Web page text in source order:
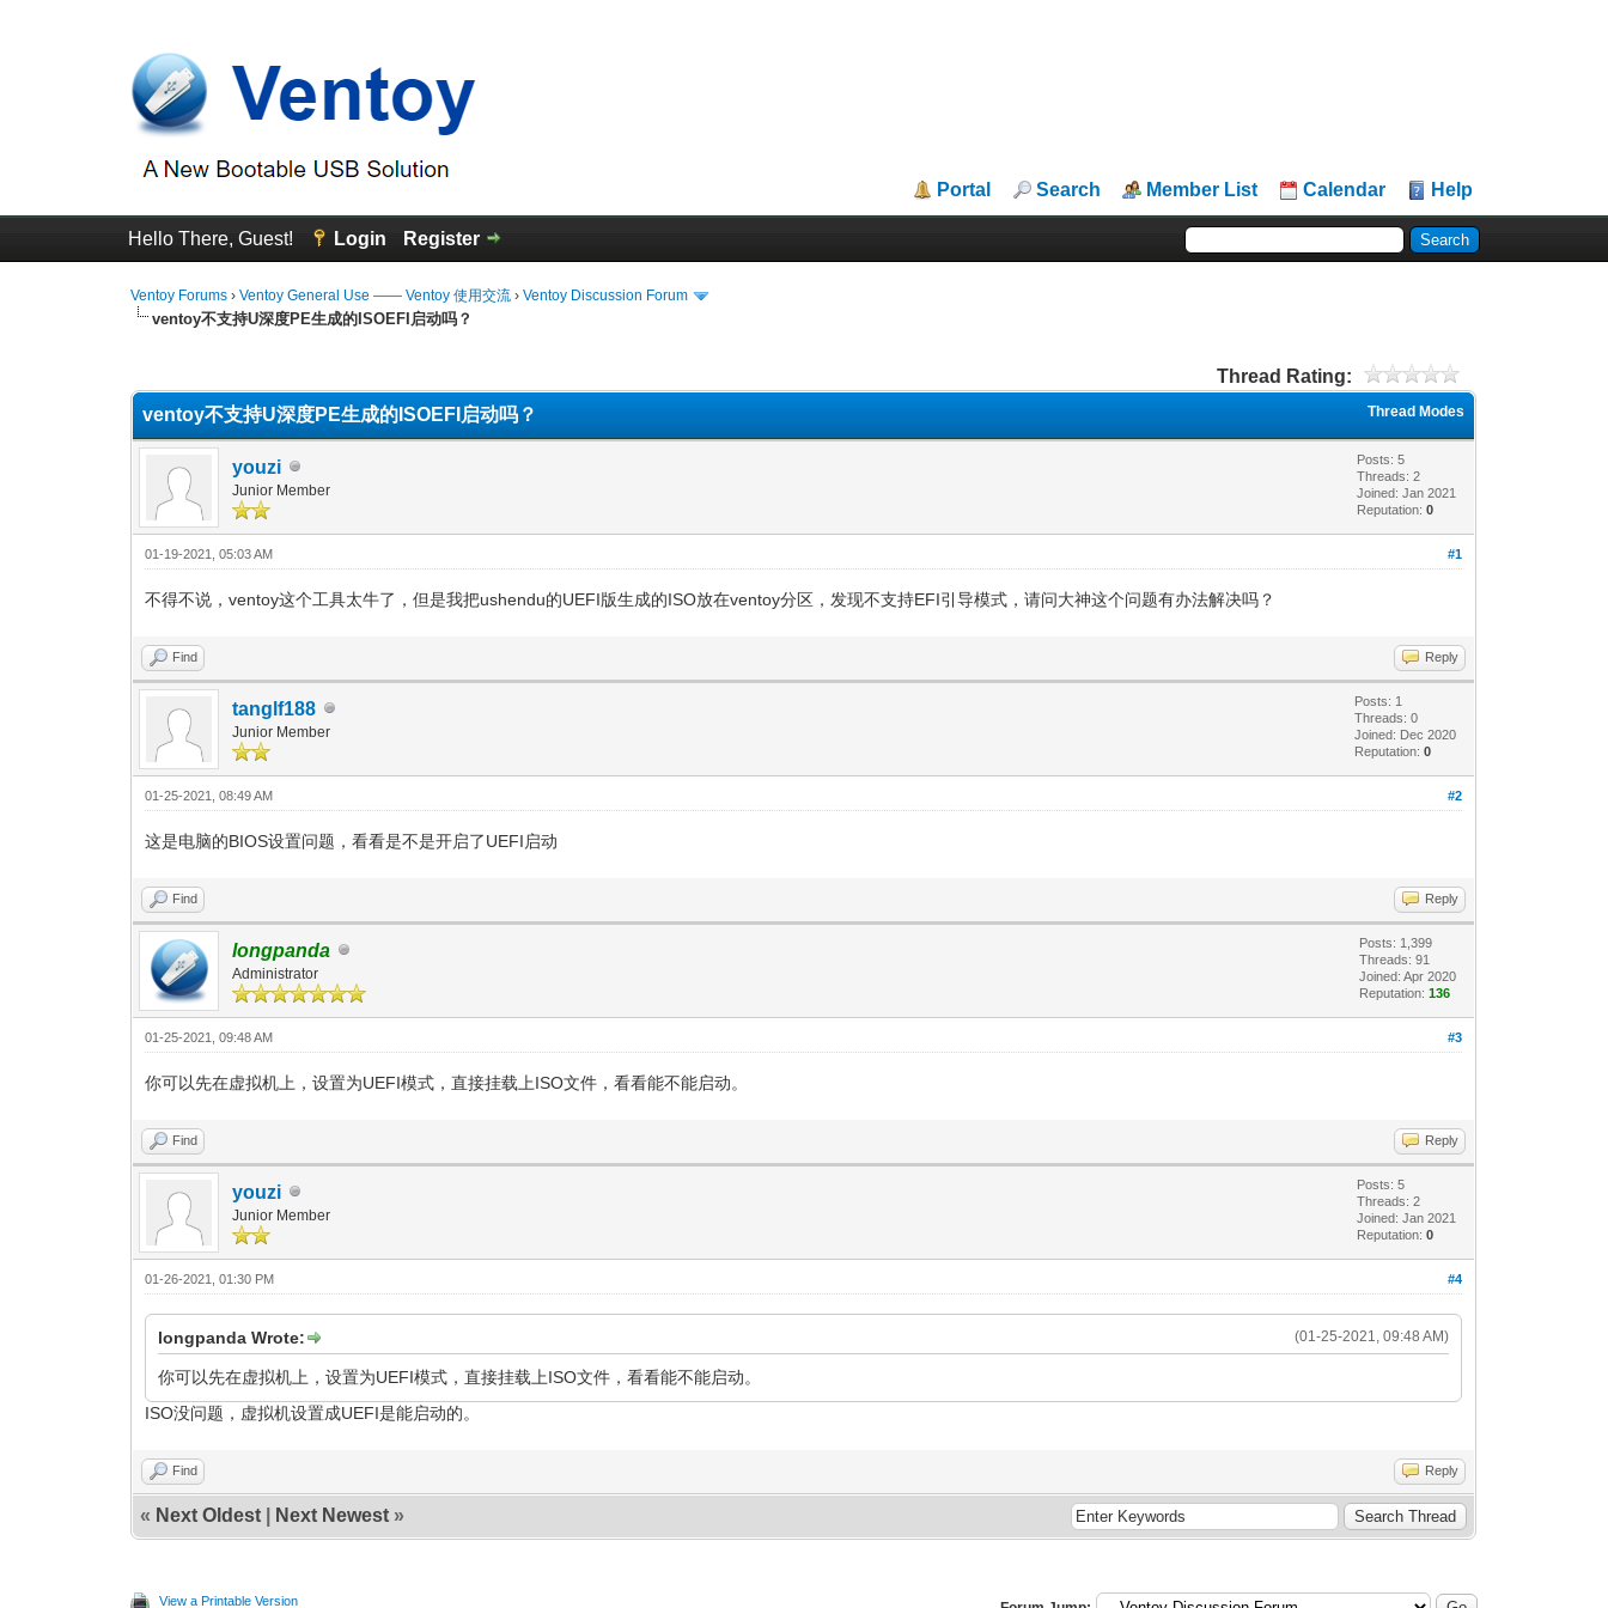
Portal Search Member List Calendar Help
Hello There, Guest! Login Register
Ventoy Forums ›Ventoy General Use —— Ventoy 使用交流 ›Ventoy Discussion Forum
ventoy不支持U深度PE生成的ISOEFI启动吗？
Thread Rating:
Thread Modes
ventoy不支持U深度PE生成的ISOEFI启动吗？
youzi
Junior Member
Posts: 5
Threads: 2
Joined: Jan 2021
Reputation:0
#1
01-19-2021, 05:03 AM
不得不说，ventoy这个工具太牛了，但是我把ushendu的UEFI版生成的ISO放在ventoy分区，发现不支持EFI引导模式，请问大神这个问题有办法解决吗？
Find Reply
tanglf188
Junior Member
Posts: 1
Threads: 0
Joined: Dec 2020
Reputation:0
#2
01-25-2021, 08:49 AM
这是电脑的BIOS设置问题，看看是不是开启了UEFI启动
Find Reply
longpanda
Administrator
Posts: 1,399
Threads: 91
Joined: Apr 2020
Reputation:136
#3
01-25-2021, 09:48 AM
你可以先在虚拟机上，设置为UEFI模式，直接挂载上ISO文件，看看能不能启动。
Find Reply
youzi
Junior Member
Posts: 5
Threads: 2
Joined: Jan 2021
Reputation:0
#4
01-26-2021, 01:30 PM
(01-25-2021, 09:48 AM)
longpanda Wrote:
你可以先在虚拟机上，设置为UEFI模式，直接挂载上ISO文件，看看能不能启动。
ISO没问题，虚拟机设置成UEFI是能启动的。
Find Reply
« Next Oldest Next Newest »
View a Printable Version